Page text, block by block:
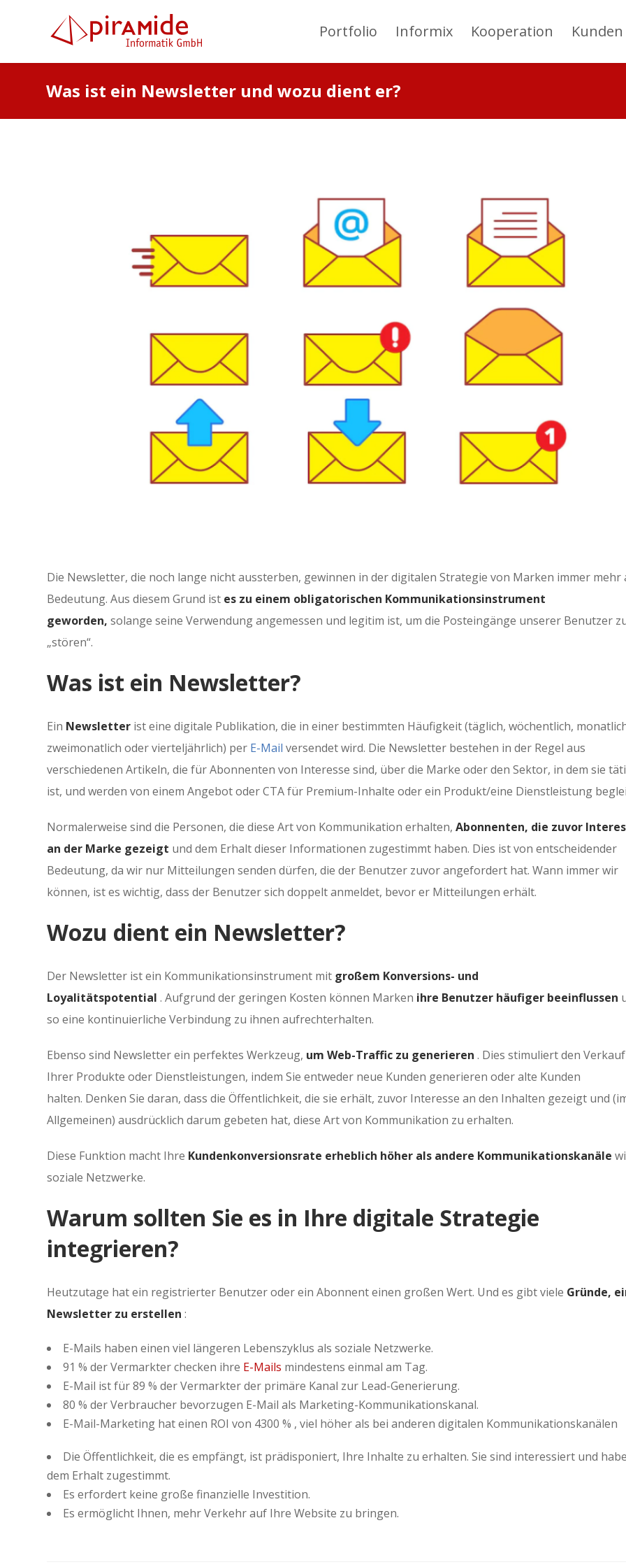
Portfolio Informix Kooperation Kunden
Was ist ein Newsletter und wozu dient er?
Die Newsletter, die noch lange nicht aussterben, gewinnen in der digitalen Strategie von Marken immer mehr
Bedeutung. Aus diesem Grund ist es zu einem obligatorischen Kommunikationsinstrument
geworden, solange seine Verwendung angemessen und legitim ist, um die Posteingänge unserer Benutzer
„stören“.
Was ist ein Newsletter?
Ein Newsletter ist eine digitale Publikation, die in einer bestimmten Häufigkeit (täglich, wöchentlich,
zweimonatlich oder vierteljährlich) per E-Mail versendet wird. Die Newsletter bestehen in der Regel aus
verschiedenen Artikeln, die für Abonnenten von Interesse sind, über die Marke oder den Sektor, in dem sie
ist, und werden von einem Angebot oder CTA für Premium-Inhalte oder ein Produkt/eine Dienstleistung
Normalerweise sind die Personen, die diese Art von Kommunikation erhalten, Abonnenten, die zuvor
an der Marke gezeigt und dem Erhalt dieser Informationen zugestimmt haben. Dies ist von entscheidender
Bedeutung, da wir nur Mitteilungen senden dürfen, die der Benutzer zuvor angefordert hat. Wann immer wir
können, ist es wichtig, dass der Benutzer sich doppelt anmeldet, bevor er Mitteilungen erhält.
Wozu dient ein Newsletter?
Der Newsletter ist ein Kommunikationsinstrument mit großem Konversions- und
Loyalitätspotential . Aufgrund der geringen Kosten können Marken ihre Benutzer häufiger beeinflussen
so eine kontinuierliche Verbindung zu ihnen aufrechterhalten.
Ebenso sind Newsletter ein perfektes Werkzeug, um Web-Traffic zu generieren . Dies stimuliert den Verkauf
Ihrer Produkte oder Dienstleistungen, indem Sie entweder neue Kunden generieren oder alte Kunden
halten. Denken Sie daran, dass die Öffentlichkeit, die sie erhält, zuvor Interesse an den Inhalten gezeigt und
Allgemeinen) ausdrücklich darum gebeten hat, diese Art von Kommunikation zu erhalten.
Diese Funktion macht Ihre Kundenkonversionsrate erheblich höher als andere Kommunikationskanäle
soziale Netzwerke.
Warum sollten Sie es in Ihre digitale Strategie
integrieren?
Heutzutage hat ein registrierter Benutzer oder ein Abonnent einen großen Wert. Und es gibt viele Gründe,
Newsletter zu erstellen :
E-Mails haben einen viel längeren Lebenszyklus als soziale Netzwerke.
91 % der Vermarkter checken ihre E-Mails mindestens einmal am Tag.
E-Mail ist für 89 % der Vermarkter der primäre Kanal zur Lead-Generierung.
80 % der Verbraucher bevorzugen E-Mail als Marketing-Kommunikationskanal.
E-Mail-Marketing hat einen ROI von 4300 % , viel höher als bei anderen digitalen Kommunikationskanälen
Die Öffentlichkeit, die es empfängt, ist prädisponiert, Ihre Inhalte zu erhalten. Sie sind interessiert und
dem Erhalt zugestimmt.
Es erfordert keine große finanzielle Investition.
Es ermöglicht Ihnen, mehr Verkehr auf Ihre Website zu bringen.